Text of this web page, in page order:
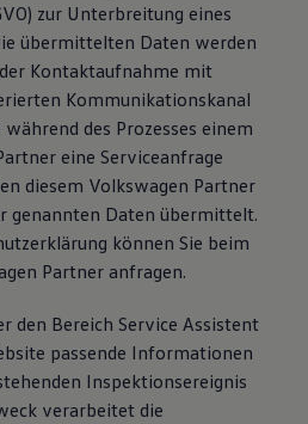
zur Unterbreitung eines
übermittelten Daten werden
Kontaktaufnahme mit
Kommunikationskanal
des Prozesses einem
eine Serviceanfrage
diesem Volkswagen Partner
genannten Daten übermittelt.
können Sie beim
Partner anfragen.
den Bereich Service Assistent
passende Informationen
Inspektionsereignis
verarbeitet die